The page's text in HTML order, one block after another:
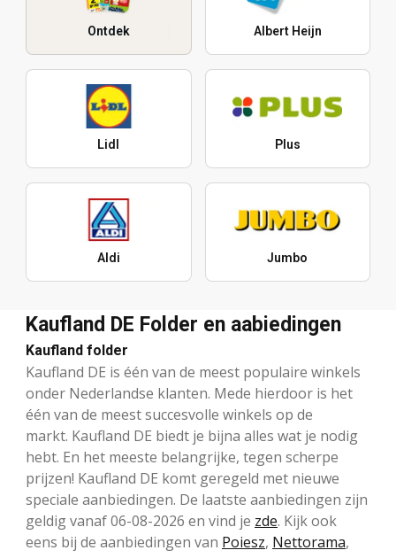
Ontdek Albert Heijn
Lidl Plus
Aldi Jumbo
Kaufland DE Folder en aabiedingen
Kaufland folder
Kaufland DE is één van de meest populaire winkels
onder Nederlandse klanten. Mede hierdoor is het
één van de meest succesvolle winkels op de
markt. Kaufland DE biedt je bijna alles wat je nodig
hebt. En het meeste belangrijke, tegen scherpe
prijzen! Kaufland DE komt geregeld met nieuwe
speciale aanbiedingen. De laatste aanbiedingen zijn
geldig vanaf 06-08-2026 en vind je zde. Kijk ook
eens bij de aanbiedingen van Poiesz, Nettorama,